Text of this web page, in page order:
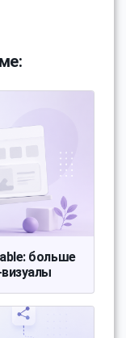
больше